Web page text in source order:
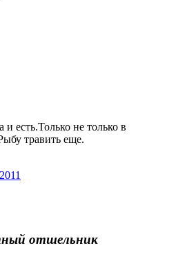
и есть.Только не только в
травить еще.
отшельник